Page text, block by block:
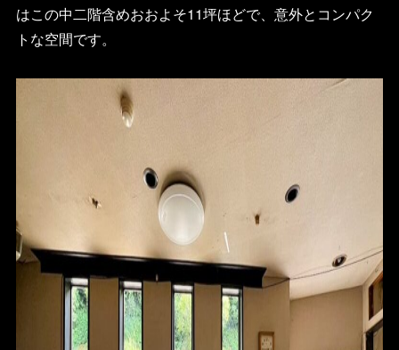
はこの中二階含めおおよそ11坪ほどで、意外とコンパク
トな空間です。